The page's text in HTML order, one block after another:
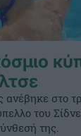
στο
του
της.